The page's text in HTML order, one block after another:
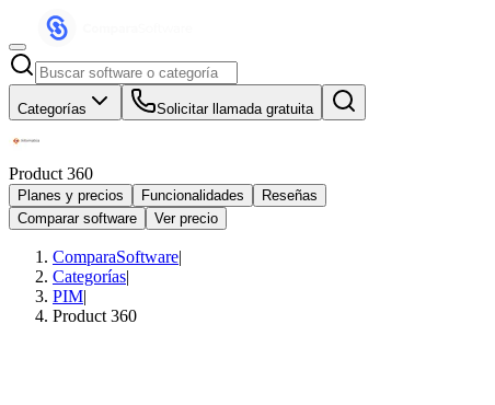
Categorías Solicitar llamada gratuita
Product 360
Planes y precios Funcionalidades
Reseñas
Comparar software
Ver precio
ComparaSoftware|
Categorías|
PIM|
Product 360